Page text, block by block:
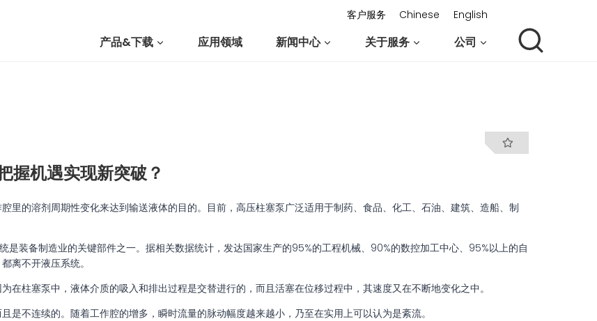
客户服务 Chinese English
产品&下载 应用领域 新闻中心 关于服务 公司
握机遇实现新突破？
里的溶剂周期性变化来达到输送液体的目的。目前，高压柱塞泵广泛适用于制药、食品、化工、石油、建筑、造船、制
是装备制造业的关键部件之一。据相关数据统计，发达国家生产的95%的工程机械、90%的数控加工中心、95%以上的自
离不开液压系统。
在柱塞泵中，液体介质的吸入和排出过程是交替进行的，而且活塞在位移过程中，其速度又在不断地变化之中。
是不连续的。随着工作腔的增多，瞬时流量的脉动幅度越来越小，乃至在实用上可以认为是紊流。